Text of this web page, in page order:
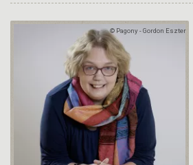
© Pagony - Gordon Eszter